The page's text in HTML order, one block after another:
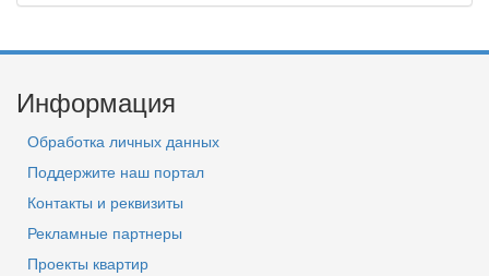
Информация
Обработка личных данных
Поддержите наш портал
Контакты и реквизиты
Рекламные партнеры
Проекты квартир